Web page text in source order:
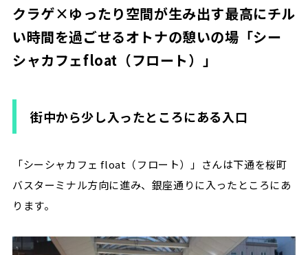
クラゲ×ゆったり空間が生み出す最高にチル
い時間を過ごせるオトナの憩いの場「シー
シャカフェfloat（フロート）」
街中から少し入ったところにある入口
「シーシャカフェ float（フロート）」さんは下通を桜町
バスターミナル方向に進み、銀座通りに入ったところにあ
ります。